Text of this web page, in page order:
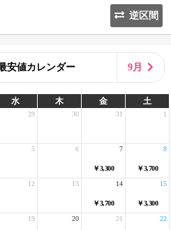
逆区間
安値カレンダー 9月
水 木 金 土
29 30 31 1
5 6
￥3,300
7
￥3,700
8
12 13
￥3,700
14
￥3,300
15
19 20 21 22